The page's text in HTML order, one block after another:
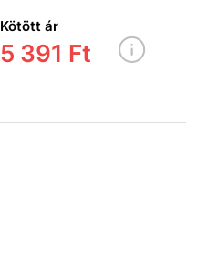
Kötött ár
5 391 Ft